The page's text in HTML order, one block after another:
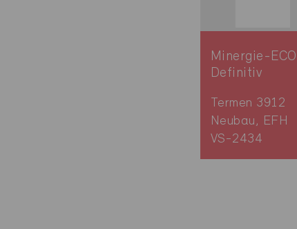
Minergie-ECO
Definitiv
Termen 3912
Neubau, EFH
VS-2434